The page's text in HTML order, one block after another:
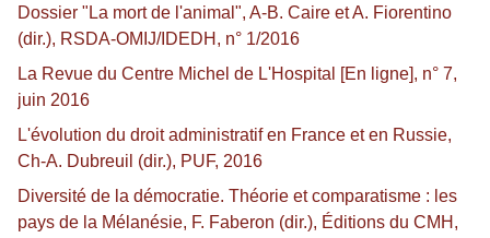
Dossier "La mort de l'animal", A-B. Caire et A. Fiorentino
(dir.), RSDA-OMIJ/IDEDH, n° 1/2016
La Revue du Centre Michel de L'Hospital [En ligne], n° 7,
juin 2016
L'évolution du droit administratif en France et en Russie,
Ch-A. Dubreuil (dir.), PUF, 2016
Diversité de la démocratie. Théorie et comparatisme : les
pays de la Mélanésie, F. Faberon (dir.), Éditions du CMH,